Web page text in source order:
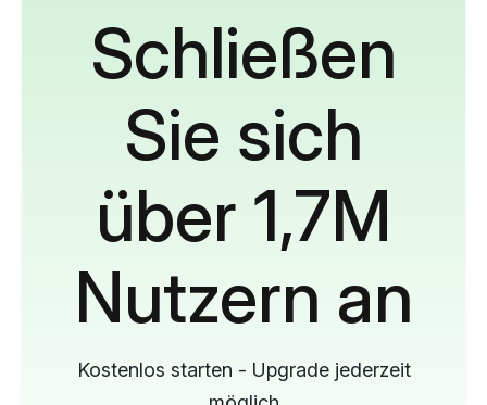
Schließen
Sie sich
über 1,7M
Nutzern an
Kostenlos starten - Upgrade jederzeit